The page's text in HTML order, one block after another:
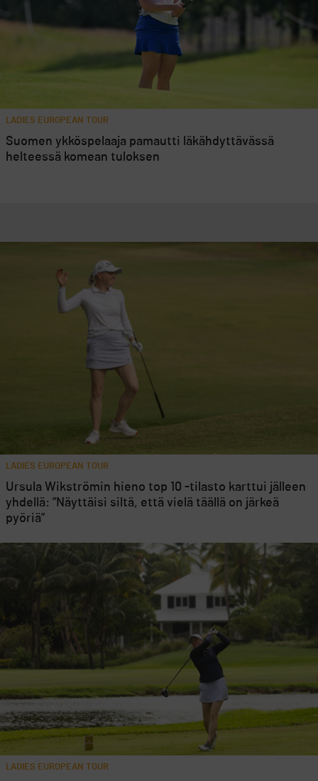
LADIES EUROPEAN TOUR
Suomen ykköspelaaja pamautti läkähdyttävässä
helteessä komean tuloksen
LADIES EUROPEAN TOUR
Ursula Wikströmin hieno top 10 -tilasto karttui jälleen
yhdellä: ”Näyttäisi siltä, että vielä täällä on järkeä
pyöriä”
LADIES EUROPEAN TOUR